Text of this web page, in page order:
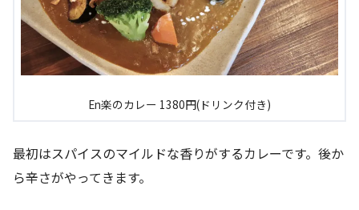
En楽のカレー 1380円(ドリンク付き)
最初はスパイスのマイルドな香りがするカレーです。後か
ら辛さがやってきます。